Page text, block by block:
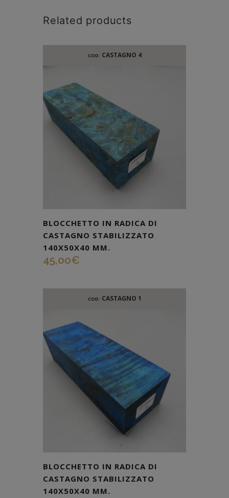
Related products
COD: CASTAGNO 4
BLOCCHETTO IN RADICA DI
CASTAGNO STABILIZZATO
140X50X40 MM.
45,00€
COD: CASTAGNO 1
BLOCCHETTO IN RADICA DI
CASTAGNO STABILIZZATO
140X50X40 MM.